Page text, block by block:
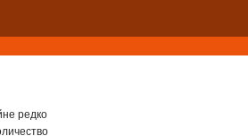
редко